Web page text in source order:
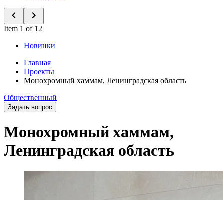
Item 1 of 12
Новинки
Главная
Проекты
Монохромный хаммам, Ленинградская область
Общественный
Задать вопрос
Монохромный хаммам,
Ленинградская область